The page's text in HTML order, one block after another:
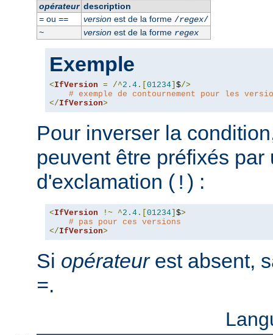
opérateur description
=ou == versionest de la forme /regex/
~
versionest de la forme regex
Exemple
<IfVersion = /^2.4 .[ 01234 $/>
# exemple de contournement pour les
</IfVersion>
Pour inverser la
peuvent être préfixés par
d'exclamation ( ! ) :
<IfVersion !~ ^2.4 .[ 01234 $>
# pas pour ces versions
</IfVersion>
Si opérateurest absent,
=.